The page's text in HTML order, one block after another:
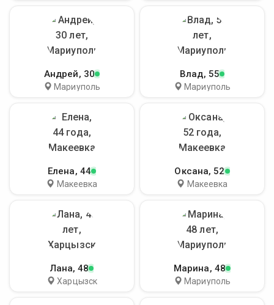
Андрей, 30
Мариуполь
Влад, 55
Мариуполь
Елена, 44
Макеевка
Оксана, 52
Макеевка
Лана, 48
Харцызск
Марина, 48
Мариуполь